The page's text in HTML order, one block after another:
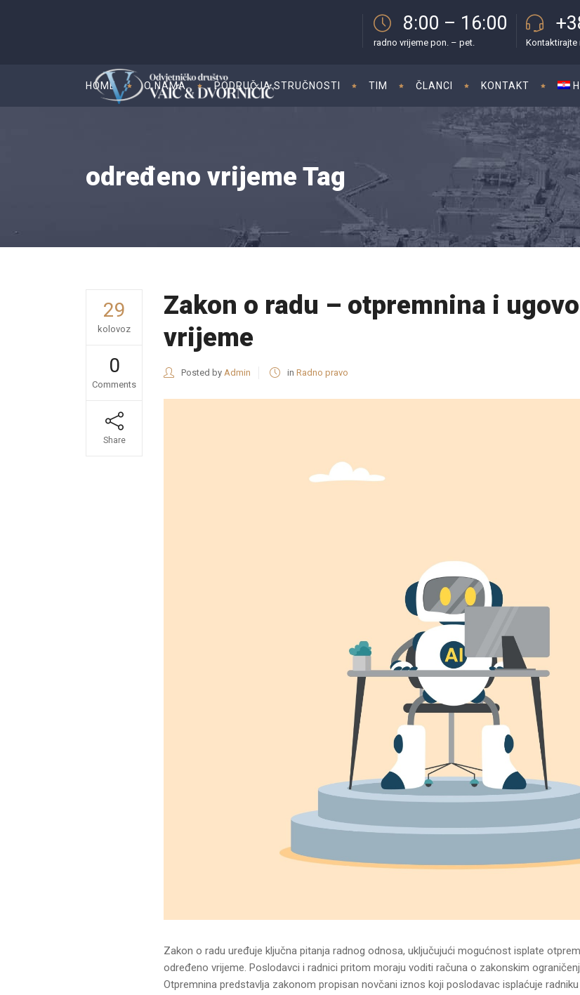
8:00 – 16:00
radno vrijeme pon. – pet. Kontaktirajte
HOME O NAMA PODRUČJA STRUČNOSTI TIM ČLANCI KONTAKT
određeno vrijeme Tag
29
kolovoz
0
Comments
Share
Zakon o radu – otpremnina i
vrijeme
Posted by Admin in Radno pravo
Zakon o radu uređuje ključna pitanja radnog odnosa, uključujući mogućnost isplate
određeno vrijeme. Poslodavci i radnici pritom moraju voditi računa o zakonskim
Otpremnina predstavlja zakonom propisan novčani iznos koji poslodavac isplaćuje